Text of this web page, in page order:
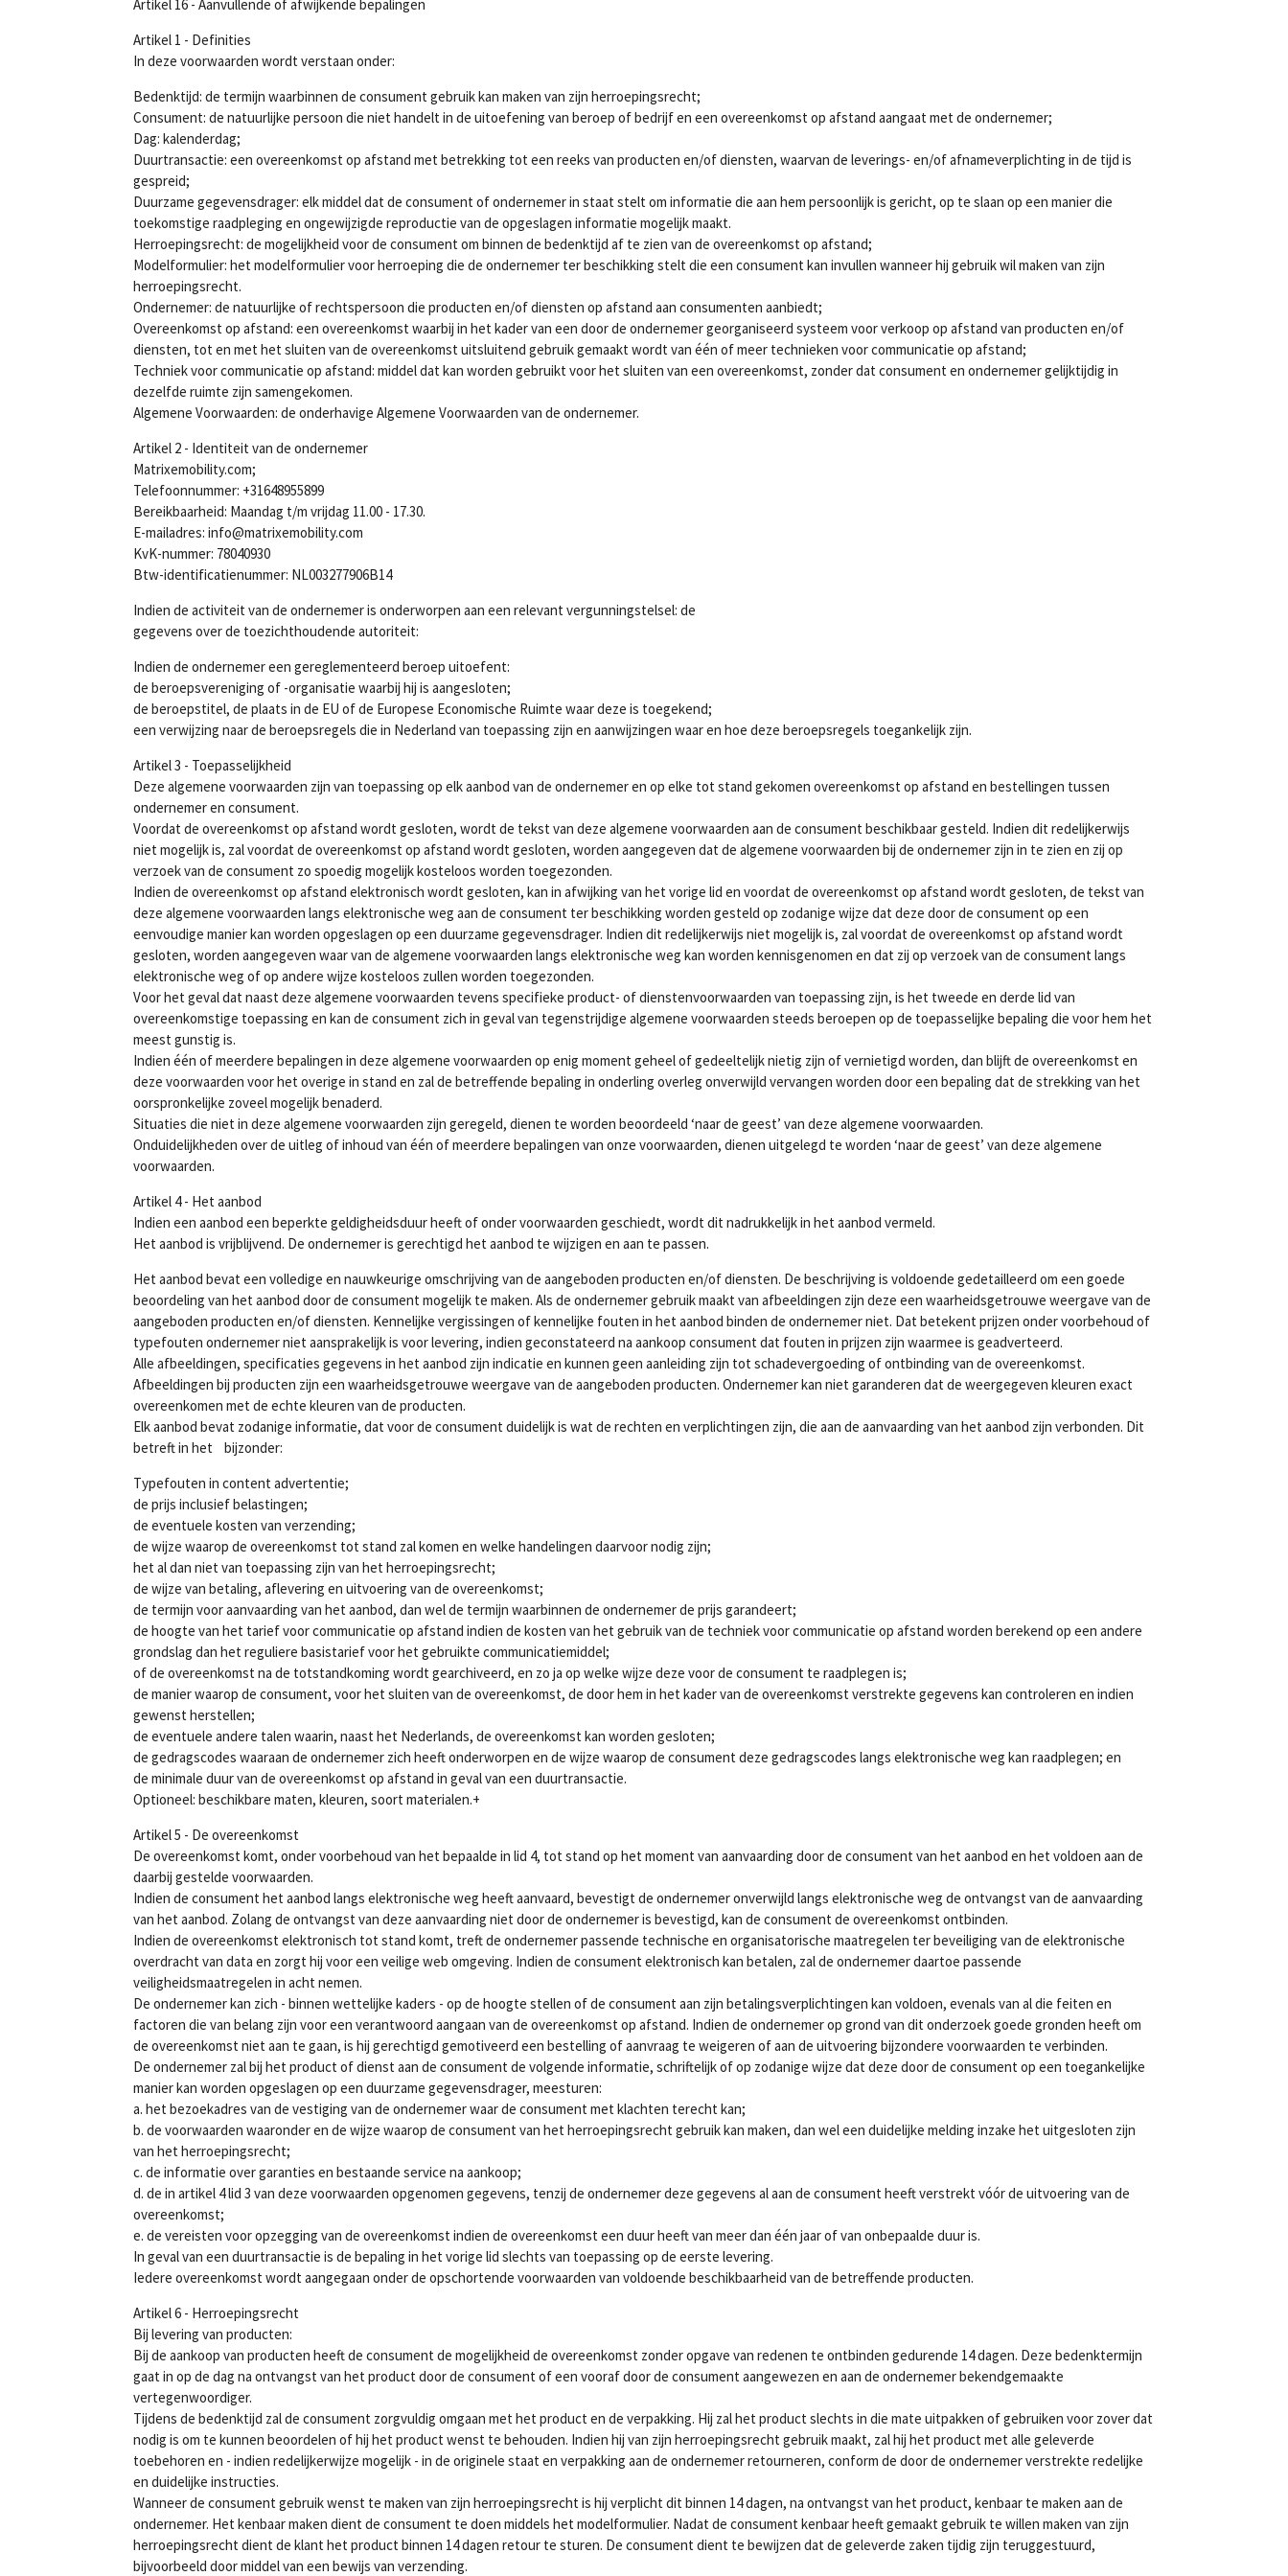
Artikel 16 - Aanvullende of afwijkende bepalingen
Artikel 1 - Definities
In deze voorwaarden wordt verstaan onder:
Bedenktijd: de termijn waarbinnen de consument gebruik kan maken van zijn herroepingsrecht;
Consument: de natuurlijke persoon die niet handelt in de uitoefening van beroep of bedrijf en een overeenkomst op afstand aangaat met de ondernemer;
Dag: kalenderdag;
Duurtransactie: een overeenkomst op afstand met betrekking tot een reeks van producten en/of diensten, waarvan de leverings- en/of afnameverplichting in de tijd is
gespreid;
Duurzame gegevensdrager: elk middel dat de consument of ondernemer in staat stelt om informatie die aan hem persoonlijk is gericht, op te slaan op een manier die
toekomstige raadpleging en ongewijzigde reproductie van de opgeslagen informatie mogelijk maakt.
Herroepingsrecht: de mogelijkheid voor de consument om binnen de bedenktijd af te zien van de overeenkomst op afstand;
Modelformulier: het modelformulier voor herroeping die de ondernemer ter beschikking stelt die een consument kan invullen wanneer hij gebruik wil maken van zijn
herroepingsrecht.
Ondernemer: de natuurlijke of rechtspersoon die producten en/of diensten op afstand aan consumenten aanbiedt;
Overeenkomst op afstand: een overeenkomst waarbij in het kader van een door de ondernemer georganiseerd systeem voor verkoop op afstand van producten en/of
diensten, tot en met het sluiten van de overeenkomst uitsluitend gebruik gemaakt wordt van één of meer technieken voor communicatie op afstand;
Techniek voor communicatie op afstand: middel dat kan worden gebruikt voor het sluiten van een overeenkomst, zonder dat consument en ondernemer gelijktijdig in
dezelfde ruimte zijn samengekomen.
Algemene Voorwaarden: de onderhavige Algemene Voorwaarden van de ondernemer.
Artikel 2 - Identiteit van de ondernemer
Matrixemobility.com;
Telefoonnummer: +31648955899
Bereikbaarheid: Maandag t/m vrijdag 11.00 - 17.30.
E-mailadres: info@matrixemobility.com
KvK-nummer: 78040930
Btw-identificatienummer: NL003277906B14
Indien de activiteit van de ondernemer is onderworpen aan een relevant vergunningstelsel: de
gegevens over de toezichthoudende autoriteit:
Indien de ondernemer een gereglementeerd beroep uitoefent:
de beroepsvereniging of -organisatie waarbij hij is aangesloten;
de beroepstitel, de plaats in de EU of de Europese Economische Ruimte waar deze is toegekend;
een verwijzing naar de beroepsregels die in Nederland van toepassing zijn en aanwijzingen waar en hoe deze beroepsregels toegankelijk zijn.
Artikel 3 - Toepasselijkheid
Deze algemene voorwaarden zijn van toepassing op elk aanbod van de ondernemer en op elke tot stand gekomen overeenkomst op afstand en bestellingen tussen
ondernemer en consument.
Voordat de overeenkomst op afstand wordt gesloten, wordt de tekst van deze algemene voorwaarden aan de consument beschikbaar gesteld. Indien dit redelijkerwijs
niet mogelijk is, zal voordat de overeenkomst op afstand wordt gesloten, worden aangegeven dat de algemene voorwaarden bij de ondernemer zijn in te zien en zij op
verzoek van de consument zo spoedig mogelijk kosteloos worden toegezonden.
Indien de overeenkomst op afstand elektronisch wordt gesloten, kan in afwijking van het vorige lid en voordat de overeenkomst op afstand wordt gesloten, de tekst van
deze algemene voorwaarden langs elektronische weg aan de consument ter beschikking worden gesteld op zodanige wijze dat deze door de consument op een
eenvoudige manier kan worden opgeslagen op een duurzame gegevensdrager. Indien dit redelijkerwijs niet mogelijk is, zal voordat de overeenkomst op afstand wordt
gesloten, worden aangegeven waar van de algemene voorwaarden langs elektronische weg kan worden kennisgenomen en dat zij op verzoek van de consument langs
elektronische weg of op andere wijze kosteloos zullen worden toegezonden.
Voor het geval dat naast deze algemene voorwaarden tevens specifieke product- of dienstenvoorwaarden van toepassing zijn, is het tweede en derde lid van
overeenkomstige toepassing en kan de consument zich in geval van tegenstrijdige algemene voorwaarden steeds beroepen op de toepasselijke bepaling die voor hem het
meest gunstig is.
Indien één of meerdere bepalingen in deze algemene voorwaarden op enig moment geheel of gedeeltelijk nietig zijn of vernietigd worden, dan blijft de overeenkomst en
deze voorwaarden voor het overige in stand en zal de betreffende bepaling in onderling overleg onverwijld vervangen worden door een bepaling dat de strekking van het
oorspronkelijke zoveel mogelijk benaderd.
Situaties die niet in deze algemene voorwaarden zijn geregeld, dienen te worden beoordeeld ‘naar de geest’ van deze algemene voorwaarden.
Onduidelijkheden over de uitleg of inhoud van één of meerdere bepalingen van onze voorwaarden, dienen uitgelegd te worden ‘naar de geest’ van deze algemene
voorwaarden.
Artikel 4 - Het aanbod
Indien een aanbod een beperkte geldigheidsduur heeft of onder voorwaarden geschiedt, wordt dit nadrukkelijk in het aanbod vermeld.
Het aanbod is vrijblijvend. De ondernemer is gerechtigd het aanbod te wijzigen en aan te passen.
Het aanbod bevat een volledige en nauwkeurige omschrijving van de aangeboden producten en/of diensten. De beschrijving is voldoende gedetailleerd om een goede
beoordeling van het aanbod door de consument mogelijk te maken. Als de ondernemer gebruik maakt van afbeeldingen zijn deze een waarheidsgetrouwe weergave van de
aangeboden producten en/of diensten. Kennelijke vergissingen of kennelijke fouten in het aanbod binden de ondernemer niet. Dat betekent prijzen onder voorbehoud of
typefouten ondernemer niet aansprakelijk is voor levering, indien geconstateerd na aankoop consument dat fouten in prijzen zijn waarmee is geadverteerd.
Alle afbeeldingen, specificaties gegevens in het aanbod zijn indicatie en kunnen geen aanleiding zijn tot schadevergoeding of ontbinding van de overeenkomst.
Afbeeldingen bij producten zijn een waarheidsgetrouwe weergave van de aangeboden producten. Ondernemer kan niet garanderen dat de weergegeven kleuren exact
overeenkomen met de echte kleuren van de producten.
Elk aanbod bevat zodanige informatie, dat voor de consument duidelijk is wat de rechten en verplichtingen zijn, die aan de aanvaarding van het aanbod zijn verbonden. Dit
betreft in het bijzonder:
Typefouten in content advertentie;
de prijs inclusief belastingen;
de eventuele kosten van verzending;
de wijze waarop de overeenkomst tot stand zal komen en welke handelingen daarvoor nodig zijn;
het al dan niet van toepassing zijn van het herroepingsrecht;
de wijze van betaling, aflevering en uitvoering van de overeenkomst;
de termijn voor aanvaarding van het aanbod, dan wel de termijn waarbinnen de ondernemer de prijs garandeert;
de hoogte van het tarief voor communicatie op afstand indien de kosten van het gebruik van de techniek voor communicatie op afstand worden berekend op een andere
grondslag dan het reguliere basistarief voor het gebruikte communicatiemiddel;
of de overeenkomst na de totstandkoming wordt gearchiveerd, en zo ja op welke wijze deze voor de consument te raadplegen is;
de manier waarop de consument, voor het sluiten van de overeenkomst, de door hem in het kader van de overeenkomst verstrekte gegevens kan controleren en indien
gewenst herstellen;
de eventuele andere talen waarin, naast het Nederlands, de overeenkomst kan worden gesloten;
de gedragscodes waaraan de ondernemer zich heeft onderworpen en de wijze waarop de consument deze gedragscodes langs elektronische weg kan raadplegen; en
de minimale duur van de overeenkomst op afstand in geval van een duurtransactie.
Optioneel: beschikbare maten, kleuren, soort materialen.+
Artikel 5 - De overeenkomst
De overeenkomst komt, onder voorbehoud van het bepaalde in lid 4, tot stand op het moment van aanvaarding door de consument van het aanbod en het voldoen aan de
daarbij gestelde voorwaarden.
Indien de consument het aanbod langs elektronische weg heeft aanvaard, bevestigt de ondernemer onverwijld langs elektronische weg de ontvangst van de aanvaarding
van het aanbod. Zolang de ontvangst van deze aanvaarding niet door de ondernemer is bevestigd, kan de consument de overeenkomst ontbinden.
Indien de overeenkomst elektronisch tot stand komt, treft de ondernemer passende technische en organisatorische maatregelen ter beveiliging van de elektronische
overdracht van data en zorgt hij voor een veilige web omgeving. Indien de consument elektronisch kan betalen, zal de ondernemer daartoe passende
veiligheidsmaatregelen in acht nemen.
De ondernemer kan zich - binnen wettelijke kaders - op de hoogte stellen of de consument aan zijn betalingsverplichtingen kan voldoen, evenals van al die feiten en
factoren die van belang zijn voor een verantwoord aangaan van de overeenkomst op afstand. Indien de ondernemer op grond van dit onderzoek goede gronden heeft om
de overeenkomst niet aan te gaan, is hij gerechtigd gemotiveerd een bestelling of aanvraag te weigeren of aan de uitvoering bijzondere voorwaarden te verbinden.
De ondernemer zal bij het product of dienst aan de consument de volgende informatie, schriftelijk of op zodanige wijze dat deze door de consument op een toegankelijke
manier kan worden opgeslagen op een duurzame gegevensdrager, meesturen:
a. het bezoekadres van de vestiging van de ondernemer waar de consument met klachten terecht kan;
b. de voorwaarden waaronder en de wijze waarop de consument van het herroepingsrecht gebruik kan maken, dan wel een duidelijke melding inzake het uitgesloten zijn
van het herroepingsrecht;
c. de informatie over garanties en bestaande service na aankoop;
d. de in artikel 4 lid 3 van deze voorwaarden opgenomen gegevens, tenzij de ondernemer deze gegevens al aan de consument heeft verstrekt vóór de uitvoering van de
overeenkomst;
e. de vereisten voor opzegging van de overeenkomst indien de overeenkomst een duur heeft van meer dan één jaar of van onbepaalde duur is.
In geval van een duurtransactie is de bepaling in het vorige lid slechts van toepassing op de eerste levering.
Iedere overeenkomst wordt aangegaan onder de opschortende voorwaarden van voldoende beschikbaarheid van de betreffende producten.
Artikel 6 - Herroepingsrecht
Bij levering van producten:
Bij de aankoop van producten heeft de consument de mogelijkheid de overeenkomst zonder opgave van redenen te ontbinden gedurende 14 dagen. Deze bedenktermijn
gaat in op de dag na ontvangst van het product door de consument of een vooraf door de consument aangewezen en aan de ondernemer bekendgemaakte
vertegenwoordiger.
Tijdens de bedenktijd zal de consument zorgvuldig omgaan met het product en de verpakking. Hij zal het product slechts in die mate uitpakken of gebruiken voor zover dat
nodig is om te kunnen beoordelen of hij het product wenst te behouden. Indien hij van zijn herroepingsrecht gebruik maakt, zal hij het product met alle geleverde
toebehoren en - indien redelijkerwijze mogelijk - in de originele staat en verpakking aan de ondernemer retourneren, conform de door de ondernemer verstrekte redelijke
en duidelijke instructies.
Wanneer de consument gebruik wenst te maken van zijn herroepingsrecht is hij verplicht dit binnen 14 dagen, na ontvangst van het product, kenbaar te maken aan de
ondernemer. Het kenbaar maken dient de consument te doen middels het modelformulier. Nadat de consument kenbaar heeft gemaakt gebruik te willen maken van zijn
herroepingsrecht dient de klant het product binnen 14 dagen retour te sturen. De consument dient te bewijzen dat de geleverde zaken tijdig zijn teruggestuurd,
bijvoorbeeld door middel van een bewijs van verzending.